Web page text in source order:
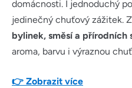
domácnosti. I jednoduchý
jedinečný chuťový zážitek.
bylinek, směsí a přírodních
aroma, barvu i výraznou
👉 Zobrazit více